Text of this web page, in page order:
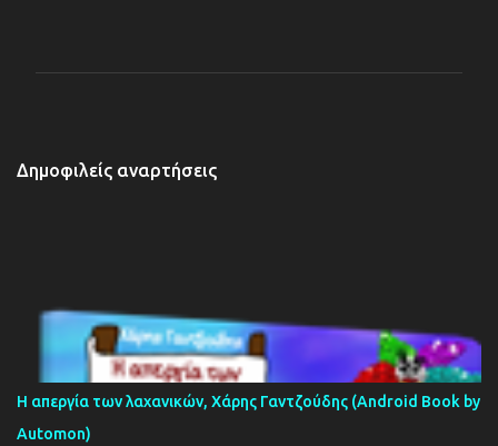
Δημοφιλείς αναρτήσεις
Η απεργία των λαχανικών, Χάρης Γαντζούδης (Android Book by
Automon)